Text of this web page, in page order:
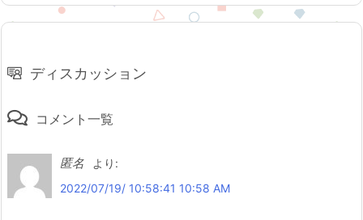
ディスカッション
コメント一覧
匿名
より:
2022/07/19/ 10:58:41 10:58 AM